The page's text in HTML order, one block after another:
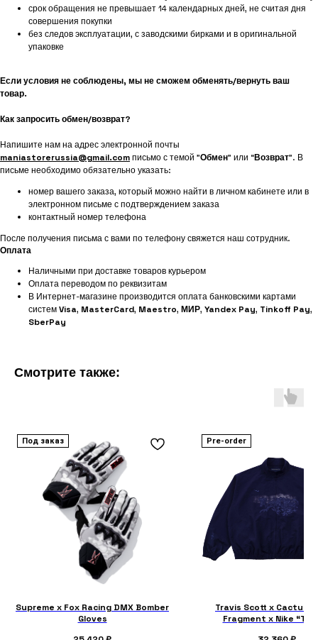
срок обращения не превышает 14 календарных дней, не считая дня
совершения покупки
без следов эксплуатации, с заводскими бирками и в оригинальной
упаковке
Если условия не соблюдены, мы не сможем обменять/вернуть ваш
товар.
Как запросить обмен/возврат?
Напишите нам на адрес электронной почты
maniastorerussia@gmail.comписьмо с темой "Обмен" или “Возврат”. В
письме необходимо обязательно указать:
номер вашего заказа, который можно найти в личном кабинете или в
электронном письме с подтверждением заказа
контактный номер телефона
После получения письма с вами по телефону свяжется наш сотрудник.
Оплата
Наличными при доставке товаров курьером
Оплата переводом по реквизитам
В Интернет-магазине производится оплата банковскими картами
системVisa, MasterCard, Maestro, МИР, Yandex Pay, Tinkoff Pay,
SberPay
Смотрите также:
Под заказ
Supreme x Fox Racing DMX Bomber
Gloves
Pre-order
Travis Scott x Cactus
Fragment x Nike